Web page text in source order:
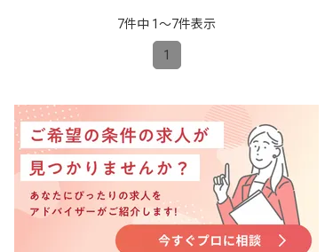
7件中 1〜7件表示
1